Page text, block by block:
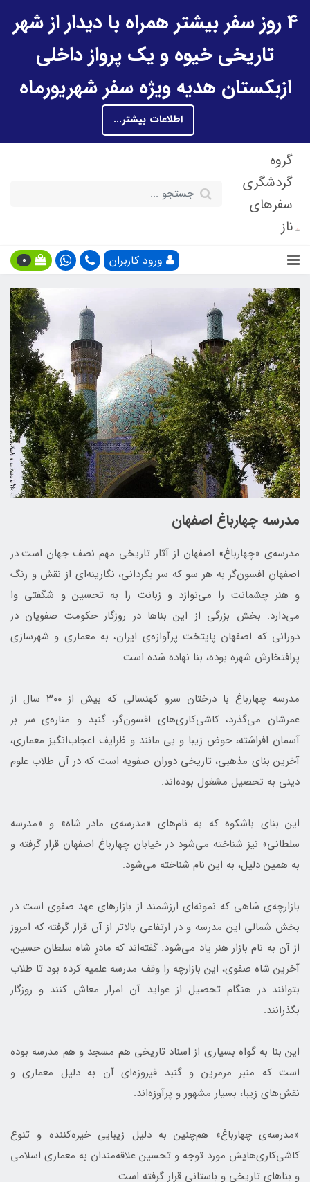
4 روز سفر بیشتر همراه با دیدار از شهر
تاریخی خیوه و یک پرواز داخلی
ازبکستان هدیه ویژه سفر شهریورماه
اطلاعات بیشتر...
گروه
گردشگری
سفرهای
ناز
ورود کاربران 0
مدرسه چهارباغ اصفهان
مدرسه‌ی «چهارباغ» اصفهان از آثار تاریخی مهم نصف جهان است.در
اصفهانِ افسون‌گر به هر سو که سر بگردانی، نگارینه‌ای از نقش و رنگ
و هنر چشمانت را می‌نوازد و زبانت را به تحسین و شگفتی‌ وا
می‌دارد. بخش بزرگی از این بناها در روزگار حکومت صفویان در
دورانی که اصفهان پایتخت پرآوازه‌ی ایران، به معماری و شهرسازی
پرافتخارش شهره بوده، بنا نهاده شده است.
مدرسه چهارباغ با درختان سرو کهنسالی که بیش از ۳۰۰ سال از
عمرشان می‌گذرد، کاشی‌کاری‌های افسون‌گر، گنبد و مناره‌ی سر بر
آسمان افراشته، حوض زیبا و بی مانند و ظرایف اعجاب‌انگیز معماری،
آخرین بنای مذهبی، تاریخی دوران صفویه است که در آن طلاب علوم
دینی به تحصیل مشغول بوده‌اند.
این بنای باشکوه که به نام‌های «مدرسه‌ی مادر شاه» و «مدرسه
سلطانی» نیز شناخته می‌شود در خیابان چهارباغ اصفهان قرار گرفته و
به همین دلیل، به این نام شناخته می‌شود.
بازارچه‌ی شاهی که نمونه‌ای ارزشمند از بازارهای عهد صفوی است در
بخش شمالی این مدرسه و در ارتفاعی بالاتر از آن قرار گرفته که امروز
از آن به نام بازار هنر یاد می‌شود. گفته‌اند که مادرِ شاه ‌سلطان حسین،
آخرین شاه صفوی، این بازارچه را وقف مدرسه علمیه کرده بود تا طلاب
بتوانند در هنگام تحصیل از عواید آن امرار معاش کنند و روزگار
بگذرانند.
این بنا به گواه بسیاری از اسناد تاریخی هم مسجد و هم مدرسه بوده
است که منبر مرمرین و گنبد فیروزه‌ای آن به دلیل معماری و
نقش‌های زیبا، بسیار مشهور و پرآوزه‌اند.
«مدرسه‌ی چهارباغ» هم‌چنین به دلیل زیبایی خیره‌کننده‌ و تنوع
کاشی‌کاری‌هایش مورد توجه و تحسین علاقه‌مندان به معماری اسلامی
و بناهای تاریخی و باستانی قرار گرفته است.